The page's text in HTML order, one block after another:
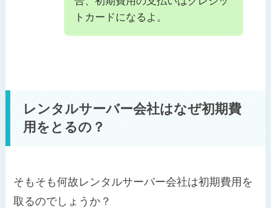
トカードになるよ。
レンタルサーバー会社はなぜ初期費
用をとるの？
そもそも何故レンタルサーバー会社は初期費用を
取るのでしょうか？